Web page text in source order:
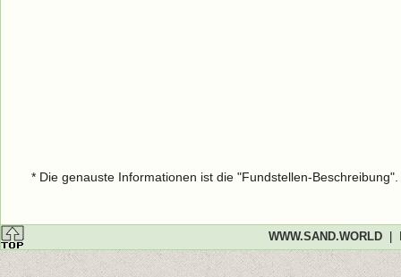
* Die genauste Informationen ist die "Fundstellen-
WWW.SAND.WORLD|